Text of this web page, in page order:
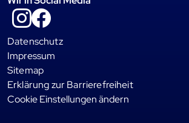
Instagram
Datenschutz
Impressum
Sitemap
Erklärung zur Barrierefreiheit
Cookie Einstellungen ändern